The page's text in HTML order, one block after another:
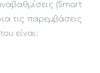
(Smart
τις παρεμβάσεις
είναι: